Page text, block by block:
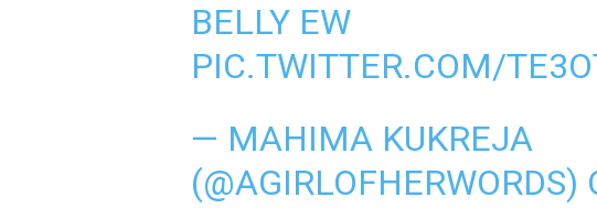
BELLY EW
PIC.TWITTER.COM/
— MAHIMA KUKREJA
(@AGIRLOFHERWORDS)